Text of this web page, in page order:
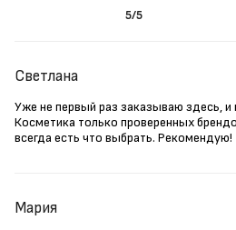
5/5
Светлана
Уже не первый раз заказываю здесь,
Косметика только проверенных
всегда есть что выбрать. Рекомендую!
Мария